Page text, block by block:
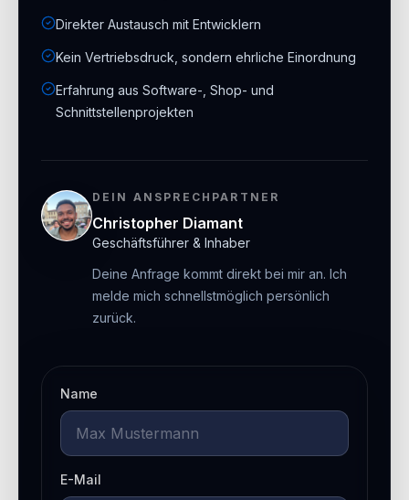
Direkter Austausch mit Entwicklern
Kein Vertriebsdruck, sondern ehrliche Einordnung
Erfahrung aus Software-, Shop- und
Schnittstellenprojekten
DEIN ANSPRECHPARTNER
Christopher Diamant
Geschäftsführer & Inhaber
Deine Anfrage kommt direkt bei mir an. Ich
melde mich schnellstmöglich persönlich
zurück.
Name
E-Mail